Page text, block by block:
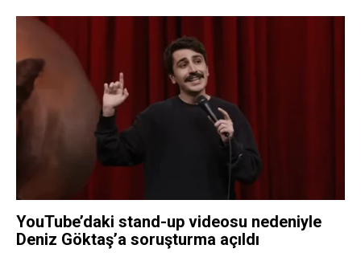
YouTube’daki stand-up videosu nedeniyle
Deniz Göktaş’a soruşturma açıldı